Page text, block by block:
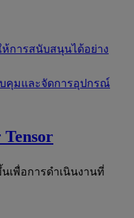
ห้การสนับสนุนได้อย่าง
คุมและจัดการอุปกรณ์
Tensor
เพื่อการดำเนินงานที่